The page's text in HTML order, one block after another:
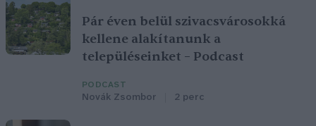
Pár éven belül szivacsvárosokká
kellene alakítanunk a
településeinket – Podcast
PODCAST
Novák Zsombor 2 perc